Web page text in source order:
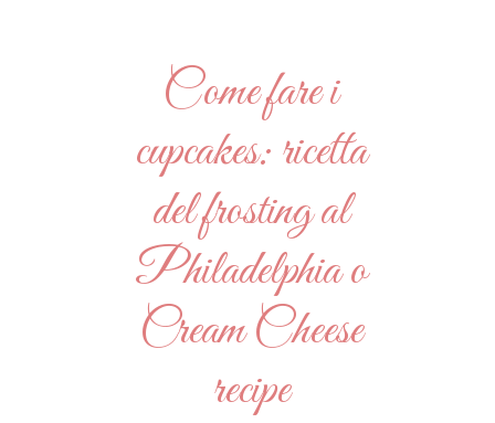
Come fare i
cupcakes: ricetta
del frosting al
Philadelphia o
Cream Cheese
recipe